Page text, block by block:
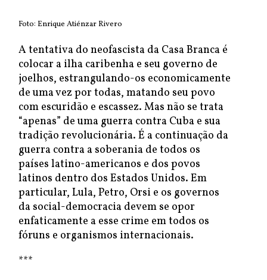
Foto: Enrique Atiénzar Rivero
A tentativa do neofascista da Casa Branca é
colocar a ilha caribenha e seu governo de
joelhos, estrangulando-os economicamente
de uma vez por todas, matando seu povo
com escuridão e escassez. Mas não se trata
“apenas” de uma guerra contra Cuba e sua
tradição revolucionária. É a continuação da
guerra contra a soberania de todos os
países latino-americanos e dos povos
latinos dentro dos Estados Unidos. Em
particular, Lula, Petro, Orsi e os governos
da social-democracia devem se opor
enfaticamente a esse crime em todos os
fóruns e organismos internacionais.
***